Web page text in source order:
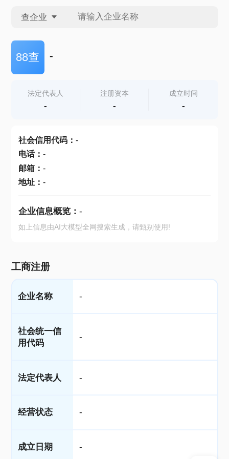
查企业
查企业
查产地
88查 -
法定代表人
-
注册资本
-
成立时间
-
社会信用代码： -
电话： -
邮箱： -
地址： -
企业信息概览： -
如上信息由AI大模型全网搜索生成，请甄别使用!
工商注册
企业名称 -
社会统一信
用代码
-
法定代表人 -
经营状态 -
成立日期 -